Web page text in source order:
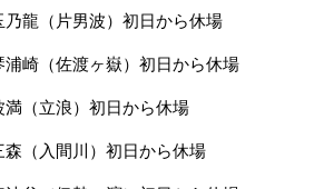
龍（片男波）初日から休場
崎（佐渡ヶ嶽）初日から休場
（立浪）初日から休場
（入間川）初日から休場